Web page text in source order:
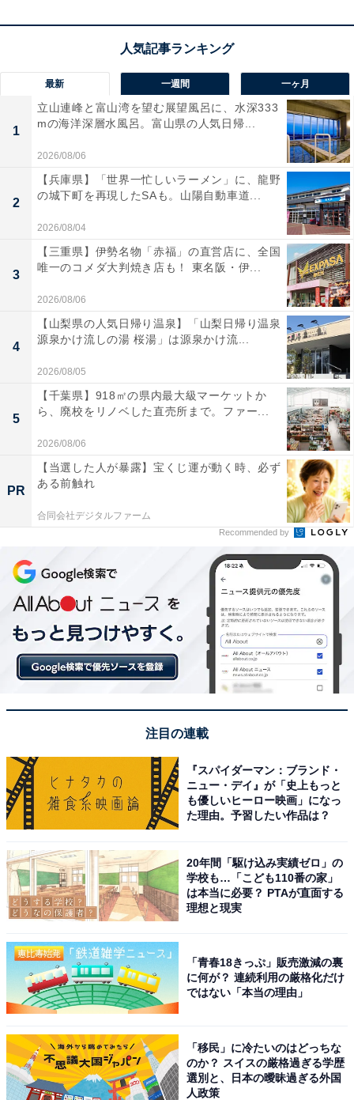
ル機能」を搭載しているのが心強いですね。
るため、凸凹した道でもブレずに安定して移動できるの
も大きなメリット。埋め込み式のTSAロックもスマート
で、国内旅行からビジネス出張まで、旅のあらゆるシー
ンを軽快にサポートしてくれます！
サムソナイト「オクトライト ネオ」の口コミは？
サムソナイト「オクトライト ネオ」には以下のような口
コミが寄せられています。
驚くほど軽くて取り回しが良く、荷物をたくさん詰
めてもスムーズに転がせるので移動が本当に楽にな
りました
お土産を買いすぎてしまっても、拡張機能を使えば
すっきり収納できるので荷物が増えても安心です
ユニークな外観デザインが個性的でカッコよく、空
港のターンテーブルでも見つけやすいので気に入っ
ています
荷物の増減に柔軟に対応できる軽快なキャリーケースを
求めている人や、出張や旅行をスマートにこなしたい人
には、おすすめの商品といえそうです。
【今日チェックしたい】サムソナイトの人気商品5
選
サムソナイト「ヴォラント スピナー55」
最新 一週間 一ヶ月
1
立山連峰と富山湾を望む展望風呂に、水深333
mの海洋深層水風呂。富山県の人気日帰...
2026/08/06
2
【兵庫県】「世界一忙しいラーメン」に、龍野
の城下町を再現したSAも。山陽自動車道...
2026/08/04
3
【三重県】伊勢名物「赤福」の直営店に、全国
唯一のコメダ大判焼き店も！ 東名阪・伊...
2026/08/06
4
【山梨県の人気日帰り温泉】「山梨日帰り温泉
源泉かけ流しの湯 桜湯」は源泉かけ流...
2026/08/05
5
【千葉県】918㎡の県内最大級マーケットか
ら、廃校をリノベした直売所まで。ファー...
2026/08/06
PR
【当選した人が暴露】宝くじ運が動く時、必ず
ある前触れ
合同会社デジタルファーム
Recommended by
注目の連載
『スパイダーマン：ブランド・
ニュー・デイ』が「史上もっと
も優しいヒーロー映画」になっ
た理由。予習したい作品は？
20年間「駆け込み実績ゼロ」の
学校も…「こども110番の家」
は本当に必要？ PTAが直面する
理想と現実
「青春18きっぷ」販売激減の裏
に何が？ 連続利用の厳格化だけ
ではない「本当の理由」
「移民」に冷たいのはどっちな
のか？ スイスの厳格過ぎる学歴
選別と、日本の曖昧過ぎる外国
人政策